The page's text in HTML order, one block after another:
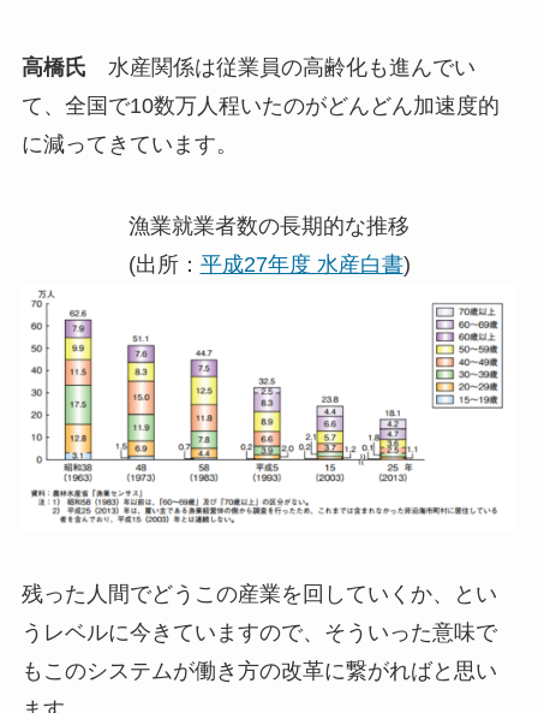
高橋氏 水産関係は従業員の高齢化も進んでい
て、全国で10数万人程いたのがどんどん加速度的
に減ってきています。
漁業就業者数の長期的な推移
(出所： 平成27年度 水産白書)
残った人間でどうこの産業を回していくか、とい
うレベルに今きていますので、そういった意味で
もこのシステムが働き方の改革に繋がればと思い